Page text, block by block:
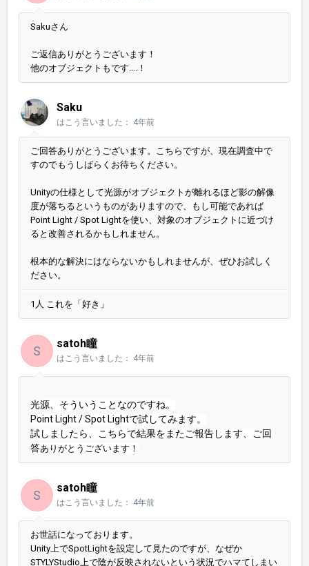
Sakuさん
ご返信ありがとうございます！
他のオブジェクトもです....！
Saku
はこう言いました： 4年前
ご回答ありがとうございます。こちらですが、現在調査中で
すのでもうしばらくお待ちください。
Unityの仕様として光源がオブジェクトが離れるほど影の解像
度が落ちるというものがありますので、もし可能であれば
Point Light / Spot Lightを使い、対象のオブジェクトに近づけ
ると改善されるかもしれません。
根本的な解決にはならないかもしれませんが、ぜひお試しく
ださい。
1人 これを「好き」
S
satoh瞳
はこう言いました： 4年前
光源、そういうことなのですね。
Point Light / Spot Lightで試してみます。
試しましたら、こちらで結果をまたご報告します、ご回
答ありがとうございます！
S
satoh瞳
はこう言いました： 4年前
お世話になっております。
Unity上でSpotLightを設定して見たのですが、なぜか
STYLYStudio上で陰が反映されないという状況でハマてしまい